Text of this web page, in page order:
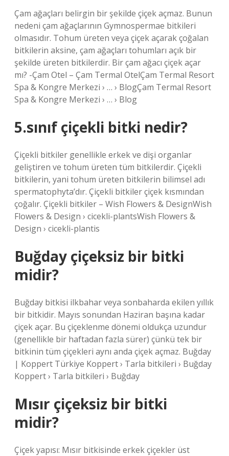
Çam ağaçları belirgin bir şekilde çiçek açmaz. Bunun
nedeni çam ağaçlarının Gymnospermae bitkileri
olmasıdır. Tohum üreten veya çiçek açarak çoğalan
bitkilerin aksine, çam ağaçları tohumları açık bir
şekilde üreten bitkilerdir. Bir çam ağacı çiçek açar
mı? -Çam Otel – Çam Termal OtelÇam Termal Resort
Spa & Kongre Merkezi › … › BlogÇam Termal Resort
Spa & Kongre Merkezi › … › Blog
5.sınıf çiçekli bitki nedir?
Çiçekli bitkiler genellikle erkek ve dişi organlar
geliştiren ve tohum üreten tüm bitkilerdir. Çiçekli
bitkilerin, yani tohum üreten bitkilerin bilimsel adı
spermatophyta’dır. Çiçekli bitkiler çiçek kısmından
çoğalır. Çiçekli bitkiler – Wish Flowers & DesignWish
Flowers & Design › cicekli-plantsWish Flowers &
Design › cicekli-plantis
Buğday çiçeksiz bir bitki
midir?
Buğday bitkisi ilkbahar veya sonbaharda ekilen yıllık
bir bitkidir. Mayıs sonundan Haziran başına kadar
çiçek açar. Bu çiçeklenme dönemi oldukça uzundur
(genellikle bir haftadan fazla sürer) çünkü tek bir
bitkinin tüm çiçekleri aynı anda çiçek açmaz. Buğday
| Koppert Türkiye Koppert › Tarla bitkileri › Buğday
Koppert › Tarla bitkileri › Buğday
Mısır çiçeksiz bir bitki
midir?
Çiçek yapısı: Mısır bitkisinde erkek çiçekler üst